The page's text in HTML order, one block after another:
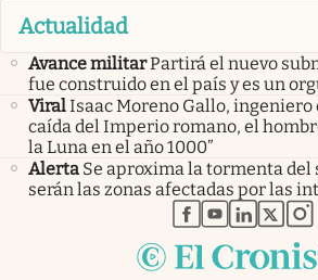
Actualidad
Avance militarPartirá el nuevo
fue construido en el país y es un
ViralIsaac Moreno Gallo, ingeniero
caída del Imperio romano, el
la Luna en el año 1000”
Alerta Se aproxima la tormenta del
serán las zonas afectadas por las
abre en nueva
abre enabre en